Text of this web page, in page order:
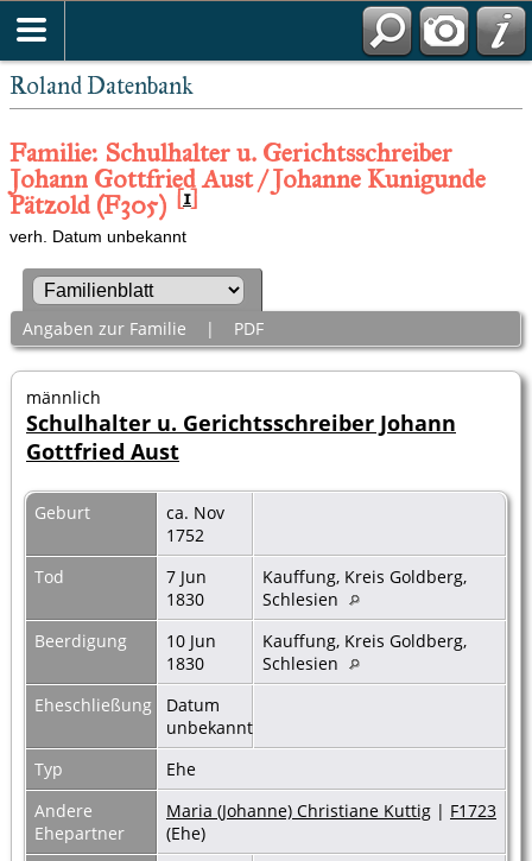
Roland Datenbank
Familie: Schulhalter u. Gerichtsschreiber
Johann Gottfried Aust / Johanne Kunigunde
Pätzold (F305) [1]
verh. Datum unbekannt
Angaben zur Familie | PDF
männlich
Schulhalter u. Gerichtsschreiber Johann
Gottfried Aust
Geburt
ca. Nov
1752
Tod
7 Jun
1830
Kauffung, Kreis Goldberg,
Schlesien
Beerdigung
10 Jun
1830
Kauffung, Kreis Goldberg,
Schlesien
Eheschließung
Datum
unbekannt
Typ
Ehe
Andere
Ehepartner
Maria (Johanne) Christiane Kuttig | F1723
(Ehe)